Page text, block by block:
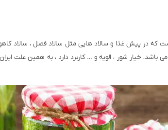
در پیش غذا و سالاد هایی مثل سالاد فصل ، سالاد کاهو
خیار شور ، الویه و … کاربرد دارد ، به همین علت